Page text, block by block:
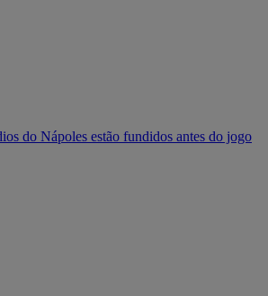
do Nápoles estão fundidos antes do jogo